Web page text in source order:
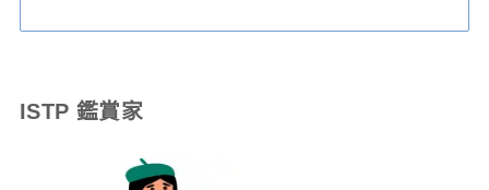
ISTP 鑑賞家